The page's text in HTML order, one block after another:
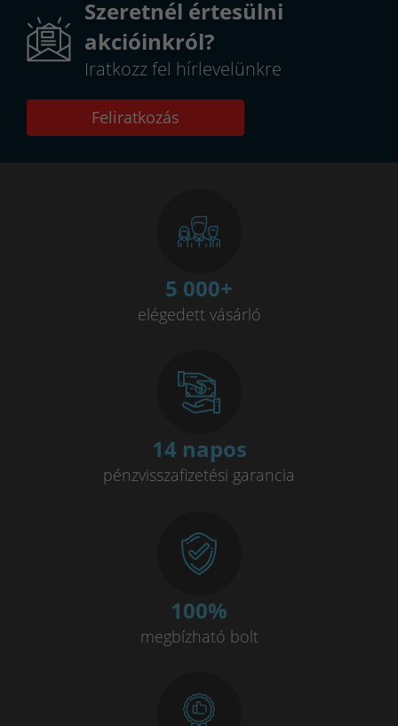
Szeretnél értesülni
akcióinkról?
Iratkozz fel hírlevelünkre
Feliratkozás
5 000+
elégedett vásárló
14 napos
pénzvisszafizetési garancia
100%
megbízható bolt